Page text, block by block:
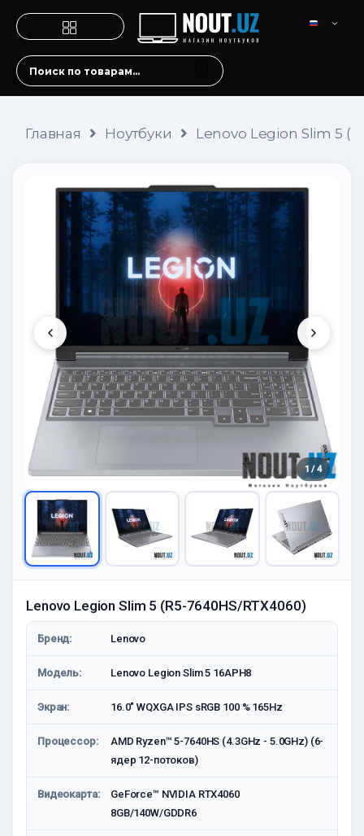
Главная Ноутбуки Lenovo Legion Slim 5
1 / 4
Lenovo Legion Slim 5 (R5-7640HS/RTX4060)
Бренд: Lenovo
Модель: Lenovo Legion Slim 5 16APH8
Экран: 16.0" WQXGA IPS sRGB 100 % 165Hz
Процессор:
AMD Ryzen™ 5-7640HS (4.3GHz - 5.0GHz) (6-
ядер 12-потоков)
Видеокарта:
GeForce™ NVIDIA RTX4060
8GB/140W/GDDR6